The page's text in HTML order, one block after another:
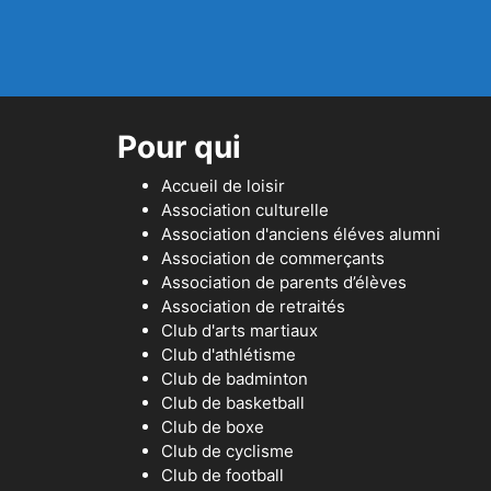
Pour qui
Accueil de loisir
Association culturelle
Association d'anciens éléves alumni
Association de commerçants
Association de parents d’élèves
Association de retraités
Club d'arts martiaux
Club d'athlétisme
Club de badminton
Club de basketball
Club de boxe
Club de cyclisme
Club de football